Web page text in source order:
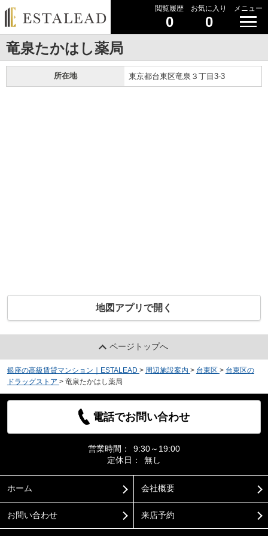
閲覧履歴
0
お気に入り
0
メニュー
竜泉たかはし薬局
所在地 東京都台東区竜泉３丁目3-3
地図アプリで開く
ページトップへ
銀座の高級賃貸マンション｜ESTALEAD > 周辺施設案内 > 台東区 > 台東区の
ドラッグストア > 竜泉たかはし薬局
電話でお問い合わせ
営業時間：
9:30～19:00
定休日：
無し
ホーム 会社概要
お問い合わせ 来店予約